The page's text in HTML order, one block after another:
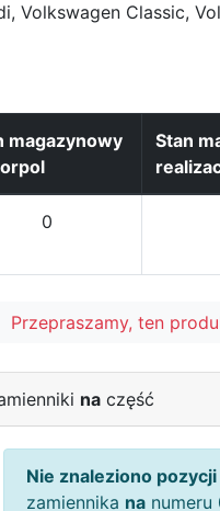
Volkswagen Classic,
magazynowy
Stan
0
Przepraszamy, ten
na część
Nie znaleziono pozycji
zamiennika na